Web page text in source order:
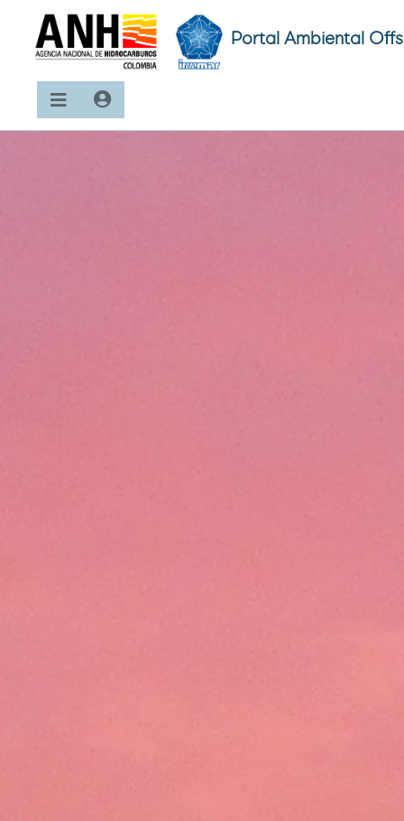
Portal Ambiental